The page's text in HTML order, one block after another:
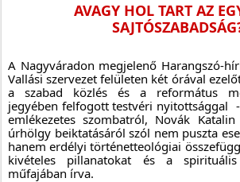
AVAGY HOL TART AZ
A Nagyváradon megjelenő Harangszó-
Vallási szervezet felületen két órával
a szabad közlés és a református
jegyében felfogott testvéri nyitottsággal
emlékezetes szombatról, Novák
úrhölgy beiktatásáról szól nem puszta
hanem erdélyi történetteológiai
kivételes pillanatokat és a
műfajában írva.